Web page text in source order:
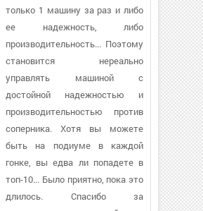
только 1 машину за раз и либо
ее надежность, либо
производительность... Поэтому
становится нереально
управлять машиной с
достойной надежностью и
производительностью против
соперника. Хотя вы можете
быть на подиуме в каждой
гонке, вы едва ли попадете в
топ-10... Было приятно, пока это
длилось. Спасибо за